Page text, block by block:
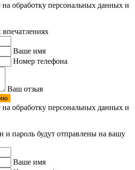
на обработку персональных данных и
Ваше имя
Номер телефона
Ваш отзыв
на обработку персональных данных и
и пароль будут отправлены на вашу
Ваше имя